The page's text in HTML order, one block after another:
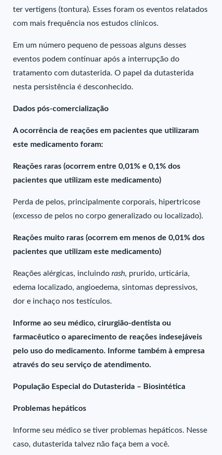
ter vertigens (tontura). Esses foram os eventos relatados
com mais frequência nos estudos clínicos.
Em um número pequeno de pessoas alguns desses
eventos podem continuar após a interrupção do
tratamento com dutasterida. O papel da dutasterida
nesta persistência é desconhecido.
Dados pós-comercialização
A ocorrência de reações em pacientes que utilizaram
este medicamento foram:
Reações raras (ocorrem entre 0,01% e 0,1% dos
pacientes que utilizam este medicamento)
Perda de pelos, principalmente corporais, hipertricose
(excesso de pelos no corpo generalizado ou localizado).
Reações muito raras (ocorrem em menos de 0,01% dos
pacientes que utilizam este medicamento)
Reações alérgicas, incluindo rash, prurido, urticária,
edema localizado, angioedema, sintomas depressivos,
dor e inchaço nos testículos.
Informe ao seu médico, cirurgião-dentista ou
farmacêutico o aparecimento de reações indesejáveis
pelo uso do medicamento. Informe também à empresa
através do seu serviço de atendimento.
População Especial do Dutasterida – Biosintética
Problemas hepáticos
Informe seu médico se tiver problemas hepáticos. Nesse
caso, dutasterida talvez não faça bem a você.